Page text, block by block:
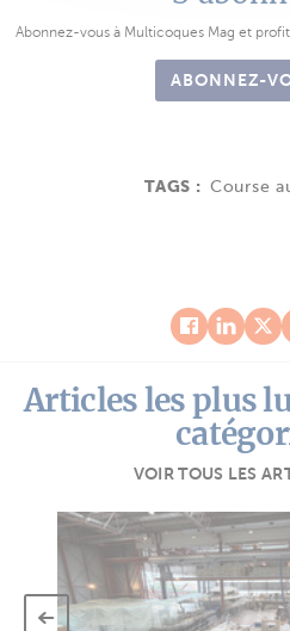
Abonnez-vous à Multicoques Mag et
ABONNEZ-
TAGS : Course
Articles les plus
VOIR TOUS LES